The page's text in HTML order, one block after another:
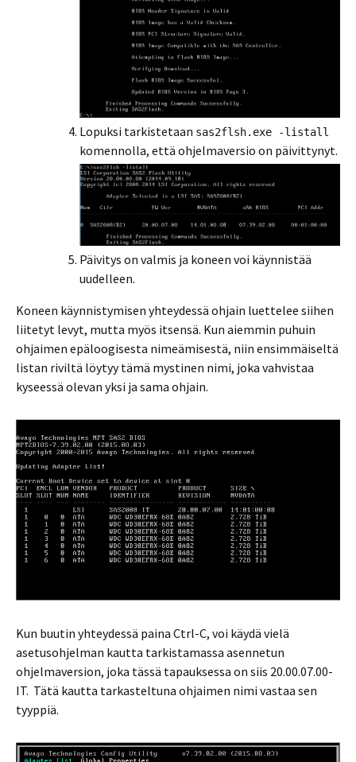
Lopuksi tarkistetaan sas2flsh.exe -listall
komennolla, että ohjelmaversio on päivittynyt.
Päivitys on valmis ja koneen voi käynnistää
uudelleen.
Koneen käynnistymisen yhteydessä ohjain luettelee siihen
liitetyt levyt, mutta myös itsensä. Kun aiemmin puhuin
ohjaimen epäloogisesta nimeämisestä, niin ensimmäiseltä
listan riviltä löytyy tämä mystinen nimi, joka vahvistaa
kyseessä olevan yksi ja sama ohjain.
Kun buutin yhteydessä paina Ctrl-C, voi käydä vielä
asetusohjelman kautta tarkistamassa asennetun
ohjelmaversion, joka tässä tapauksessa on siis 20.00.07.00-
IT. Tätä kautta tarkasteltuna ohjaimen nimi vastaa sen
tyyppiä.